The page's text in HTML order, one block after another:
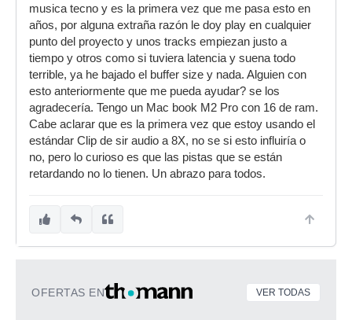
musica tecno y es la primera vez que me pasa esto en
años, por alguna extraña razón le doy play en cualquier
punto del proyecto y unos tracks empiezan justo a
tiempo y otros como si tuviera latencia y suena todo
terrible, ya he bajado el buffer size y nada. Alguien con
esto anteriormente que me pueda ayudar? se los
agradecería. Tengo un Mac book M2 Pro con 16 de ram.
Cabe aclarar que es la primera vez que estoy usando el
estándar Clip de sir audio a 8X, no se si esto influiría o
no, pero lo curioso es que las pistas que se están
retardando no lo tienen. Un abrazo para todos.
OFERTAS EN VER TODAS